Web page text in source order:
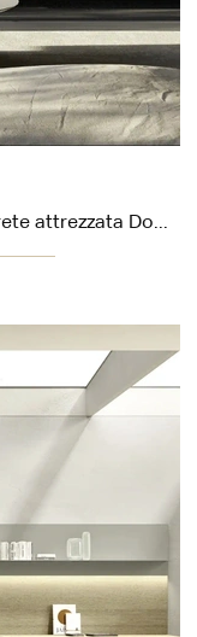
Clicca e ottieni informazioni sulla parete attrezzata Domino Boiserie 04 del brand Sangiacomo: è la soluzione dalle linee moderne perfetta per te.